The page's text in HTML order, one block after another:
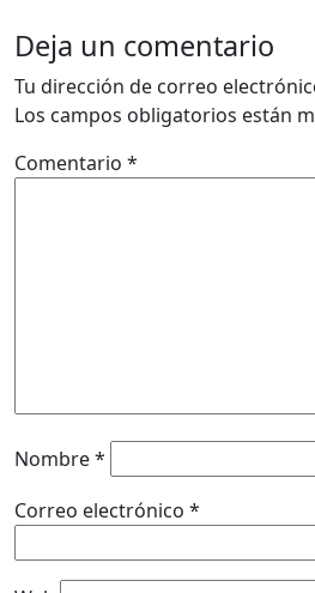
Deja un comentario
Tu dirección de correo
Los campos obligatorios están
Comentario *
Nombre*
Correo electrónico *